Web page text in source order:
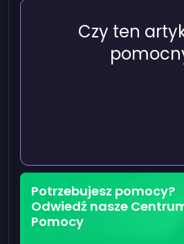
Czy ten
Potrzebujesz pomocy?
Odwiedź nasze
Pomocy